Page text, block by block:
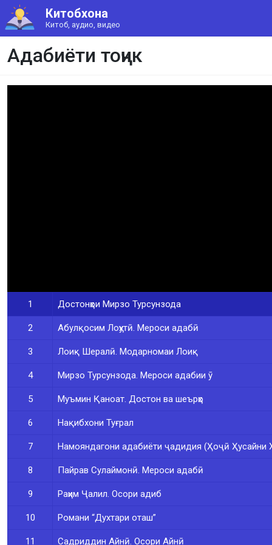
Китобхона
Китоб, аудио, видео
Адабиёти тоҷик
1 Достонҳои Мирзо Турсунзода
2 Абулқосим Лоҳутӣ. Мероси адабӣ
3 Лоиқ Шералӣ. Модарномаи Лоиқ
4 Мирзо Турсунзода. Мероси адабии ӯ
5 Муъмин Қаноат. Достон ва шеърҳо
6 Нақибхони Туғрал
7 Намояндагони адабиёти ҷадидия (Ҳоҷӣ Ҳусайни
8 Пайрав Сулаймонӣ. Мероси адабӣ
9 Раҳим Ҷалил. Осори адиб
10 Романи “Духтари оташ”
11 Садриддин Айнӣ. Осори Айнӣ